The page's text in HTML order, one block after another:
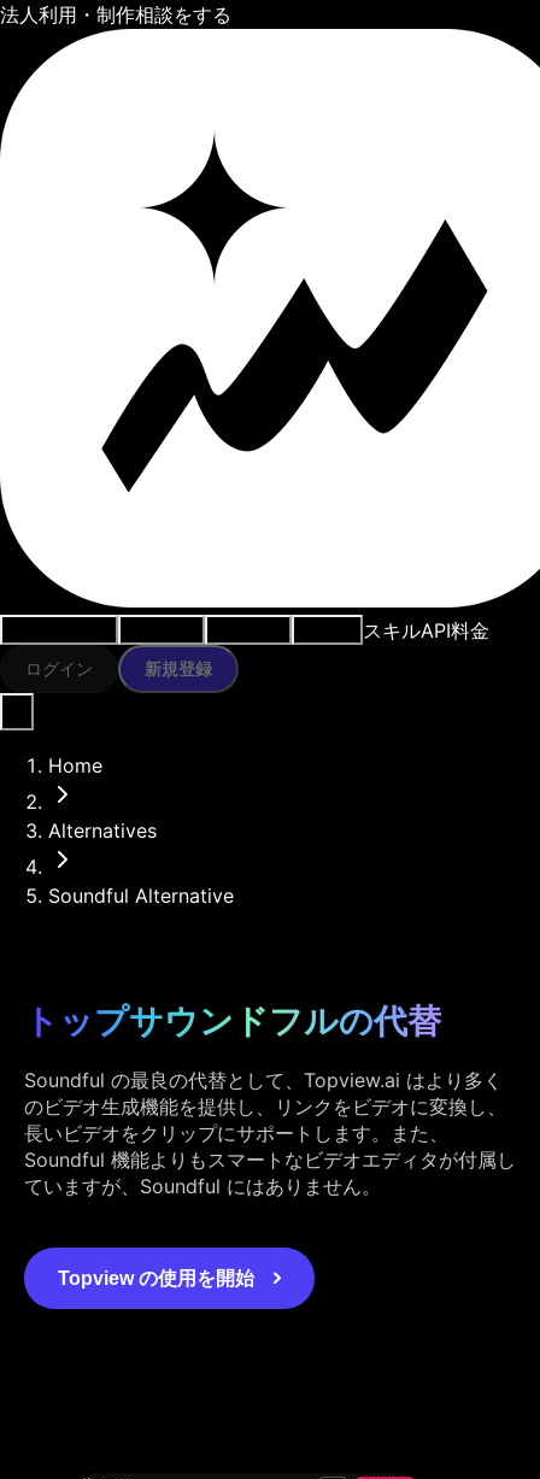
法人利用・制作相談をする
スキルAPI料金
ログイン 新規登録
Home
Alternatives
Soundful Alternative
トップサウンドフルの代替
Soundful の最良の代替として、Topview.ai はより多く
のビデオ生成機能を提供し、リンクをビデオに変換し、
長いビデオをクリップにサポートします。また、
Soundful 機能よりもスマートなビデオエディタが付属し
ていますが、Soundful にはありません。
Topview の使用を開始